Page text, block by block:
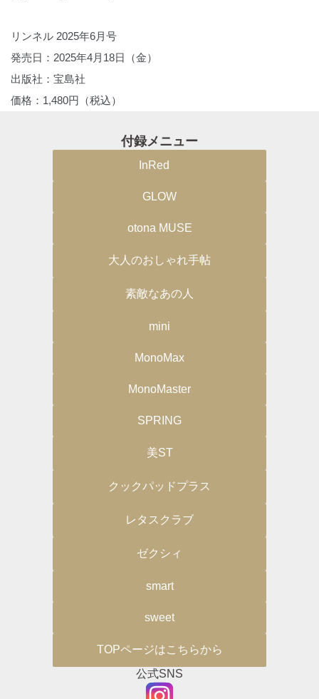
リンネル 2025年6月号
発売日：2025年4月18日（金）
出版社：宝島社
価格：1,480円（税込）
付録メニュー
InRed
GLOW
otona MUSE
大人のおしゃれ手帖
素敵なあの人
mini
MonoMax
MonoMaster
SPRING
美ST
クックパッドプラス
レタスクラブ
ゼクシィ
smart
sweet
TOPページはこちらから
公式SNS